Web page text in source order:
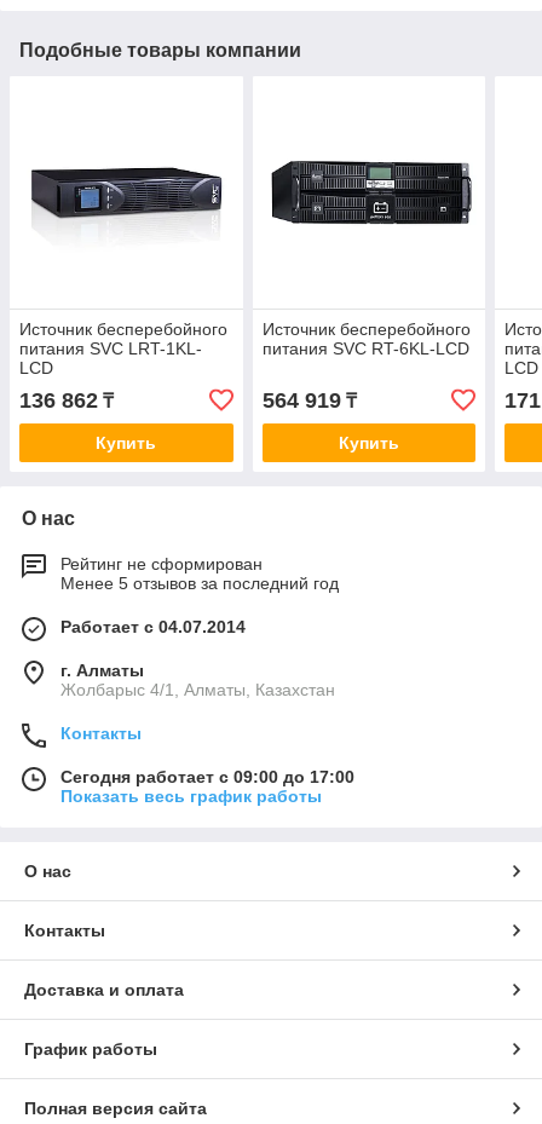
Подобные товары компании
Источник бесперебойного
питания SVC LRT-1KL-
LCD
136 862 ₸
Купить
Источник бесперебойного
питания SVC RT-6KL-LCD
564 919₸
Купить
LCD
О нас
Рейтинг не сформирован
Менее 5 отзывов за последний год
Работает с 04.07.2014
г. Алматы
Жолбарыс 4/1, Алматы, Казахстан
Контакты
Сегодня работает с 09:00 до 17:00
Показать весь график работы
О нас
Контакты
Доставка и оплата
График работы
Полная версия сайта